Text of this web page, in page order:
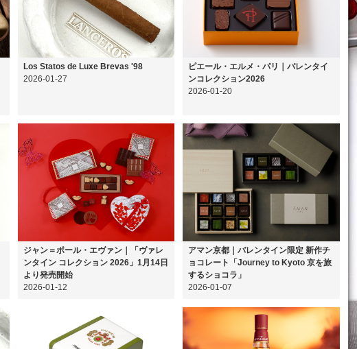
Los Statos de Luxe Brevas '98
2026-01-27
ピエール・エルメ・パリ｜バレンタイ
ンコレクション2026
2026-01-20
ジャン＝ポール・エヴァン｜「ヴァレ
ンタイン コレクション 2026」1月14日
より発売開始
2026-01-12
アマン京都｜バレンタイン限定 新作チ
ョコレート「Journey to Kyoto 京を旅
するショコラ」
2026-01-07